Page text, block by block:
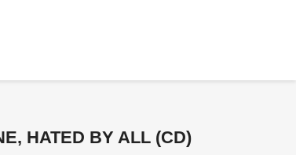
HATED BY ALL (CD)